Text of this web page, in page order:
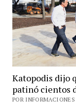
Katopodis dijo
patinó cientos
POR